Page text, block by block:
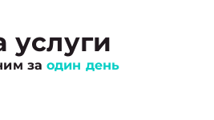
услуги
заодин день